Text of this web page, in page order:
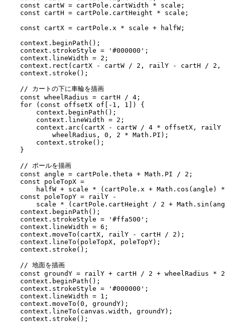
    const cartW = cartPole.cartWidth * scale;
    const cartH = cartPole.cartHeight * scale;
    const cartX = cartPole.x * scale + halfW;
    context.beginPath();
    context.strokeStyle = '#000000';
    context.lineWidth = 2;
context.rect(cartX - cartW / 2, railY - cartH / 2,
    context.stroke();
    // カートの下に車輪を描画
    const wheelRadius = cartH / 4;
    for (const offsetX of[-1, 1]) {
        context.beginPath();
        context.lineWidth = 2;
context.arc(cartX - cartW / 4 * offsetX, railY
            wheelRadius, 0, 2 * Math.PI);
        context.stroke();
    }
    // ポールを描画
    const angle = cartPole.theta + Math.PI / 2;
    const poleTopX =
halfW + scale * (cartPole.x + Math.cos(angle)
    const poleTopY = railY -
scale * (cartPole.cartHeight / 2 +
    context.beginPath();
    context.strokeStyle = '#ffa500';
    context.lineWidth = 6;
    context.moveTo(cartX, railY - cartH / 2);
    context.lineTo(poleTopX, poleTopY);
    context.stroke();
    // 地面を描画
const groundY = railY + cartH / 2 + wheelRadius *
    context.beginPath();
    context.strokeStyle = '#000000';
    context.lineWidth = 1;
    context.moveTo(0, groundY);
    context.lineTo(canvas.width, groundY);
    context.stroke();